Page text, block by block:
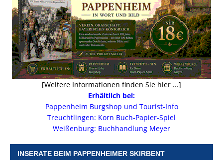
[Weitere Informationen finden Sie hier ...]
Erhältlich bei:
Pappenheim Burgshop und Tourist-Info
Treuchtlingen: Korn Buch-Papier-Spiel
Weißenburg: Buchhandlung Meyer
INSERATE BEIM PAPPENHEIMER SKIRBENT